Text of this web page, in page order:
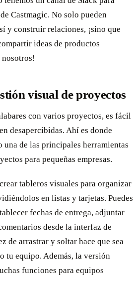
Castmagic. No solo pueden
y construir relaciones, ¡sino que
ideas de productos
visual de proyectos
con varios proyectos, es fácil
desapercibidas. Ahí es donde
de las principales herramientas
para pequeñas empresas.
tableros visuales para organizar
en listas y tarjetas. Puedes
fechas de entrega, adjuntar
desde la interfaz de
de arrastrar y soltar hace que sea
tu equipo. Además, la versión
funciones para equipos